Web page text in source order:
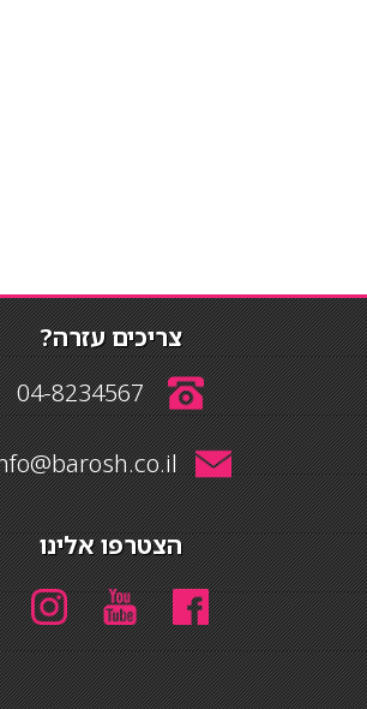
צריכים עזרה?
04-8234567
info@barosh.co.il
הצטרפו אלינו